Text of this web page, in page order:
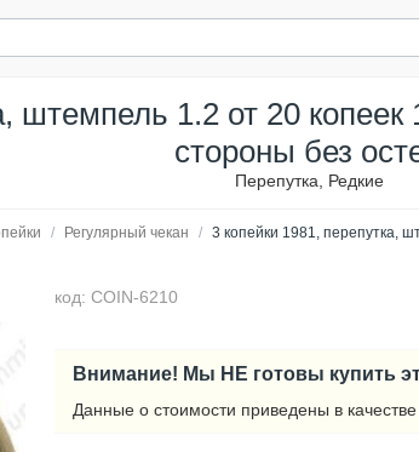
штемпель 1.2 от 20
стороны без
Перепутка, Редкие
/ Регулярный чекан / 3 копейки 1981, перепутка,
код: COIN-6210
Внимание! Мы НЕ готовы купить
Данные о стоимости приведены в